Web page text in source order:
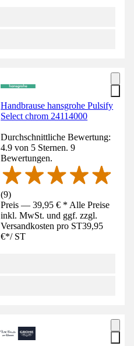
Handbrause hansgrohe Pulsify
Select chrom 24114000
Durchschnittliche Bewertung:
4.9 von 5 Sternen. 9
Bewertungen.
(9)
Preis — 39,95 € * Alle Preise
inkl. MwSt. und ggf. zzgl.
Versandkosten pro ST39,95
€*/ ST